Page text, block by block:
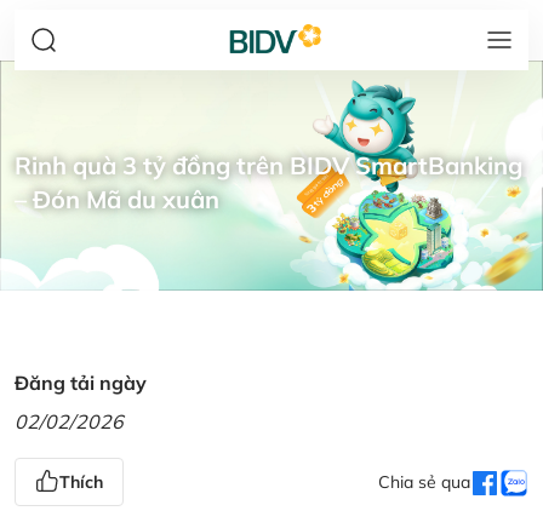
Rinh quà 3 tỷ đồng trên BIDV SmartBanking
– Đón Mã du xuân
Đăng tải ngày
02/02/2026
Thích Chia sẻ qua